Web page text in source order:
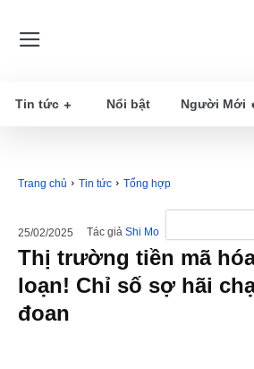
Tin tức Nổi bật Người Mới
Trang chủ Tin tức Tổng hợp
25/02/2025 Tác giả Shi Mo
Thị trường tiền mã
loạn! Chỉ số sợ hãi
đoan